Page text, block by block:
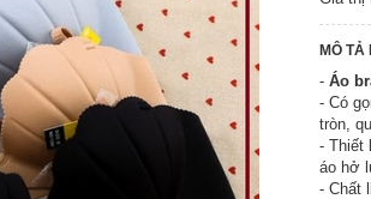
MÔ TẢ
-Áo
- Có
tròn,
- Thiết
áo hở
- Chất